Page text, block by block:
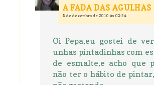
A FADA DAS AGULHAS
5 de dezembro de 2010 às 03:24
Oi Pepa,eu gostei de
unhas pintadinhas com
de esmalte,e acho que
não ter o hábito de